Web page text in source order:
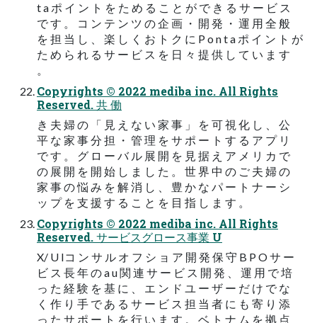
t a ポ イ ン ト を た め る こ と が で き る サ ー ビ ス
で す 。 コ ン テ ン ツ の 企 画 ・ 開 発 ・ 運 用 全 般
を 担 当 し 、 楽 し く お ト ク に P o n t a ポ イ ン ト が
た め ら れ る サ ー ビ ス を 日 々 提 供 し て い ま す
。
Copyrights © 2022 mediba inc. All Rights
Reserved. 共 働
き 夫 婦 の 「 見 え な い 家 事 」 を 可 視 化 し 、 公
平 な 家 事 分 担 ・ 管 理 を サ ポ ー ト す る ア プ リ
で す 。 グ ロ ー バ ル 展 開 を 見 据 え ア メ リ カ で
の 展 開 を 開 始 し ま し た 。 世 界 中 の ご 夫 婦 の
家 事 の 悩 み を 解 消 し 、 豊 か な パ ー ト ナ ー シ
ッ プ を 支 援 す る こ と を 目 指 し ま す 。
Copyrights © 2022 mediba inc. All Rights
Reserved. サービスグロース事業 U
X/ U Iコ ン サ ル オ フ シ ョ ア 開 発 保 守 B P O サ ー
ビ ス 長 年 の a u 関 連 サ ー ビ ス 開 発 、 運 用 で 培
っ た 経 験 を 基 に 、 エ ン ド ユ ー ザ ー だ け で な
く 作 り 手 で あ る サ ー ビ ス 担 当 者 に も 寄 り 添
っ た サ ポ ー ト を 行 い ま す 。 ベ ト ナ ム を 拠 点